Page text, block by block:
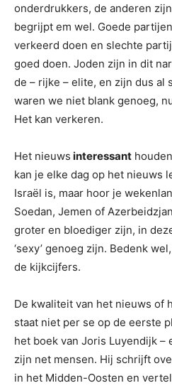
onderdrukkers, de anderen
begrijpt em wel. Goede
verkeerd doen en slechte
goed doen. Joden zijn in dit
de – rijke – elite, en zijn dus al
waren we niet blank genoeg,
Het kan verkeren.
Het nieuws interessant
kan je elke dag op het nieuws
Israël is, maar hoor je
Soedan, Jemen of
groter en bloediger zijn, in
‘sexy’ genoeg zijn. Bedenk
de kijkcijfers.
De kwaliteit van het nieuws of
staat niet per se op de eerste
het boek van Joris Luyendijk –
zijn net mensen. Hij schrijft
in het Midden-Oosten en